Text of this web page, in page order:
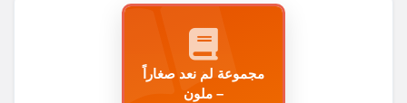
مجموعة لم نعد صغاراً
– ملون